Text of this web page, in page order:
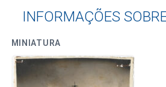
INFORMAÇÕES
MINIATURA